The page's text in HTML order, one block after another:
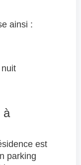
ainsi :
à
est
parking